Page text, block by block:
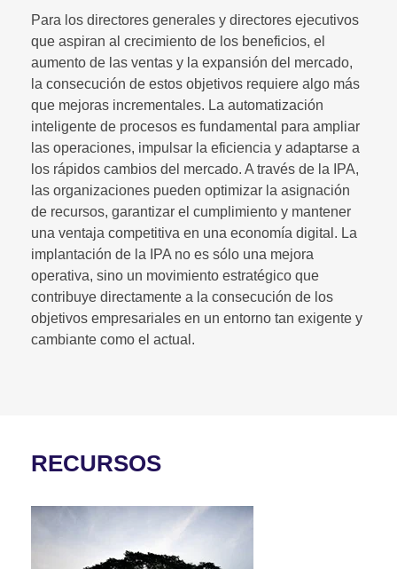
Para los directores generales y directores ejecutivos
que aspiran al crecimiento de los beneficios, el
aumento de las ventas y la expansión del mercado,
la consecución de estos objetivos requiere algo más
que mejoras incrementales. La automatización
inteligente de procesos es fundamental para ampliar
las operaciones, impulsar la eficiencia y adaptarse a
los rápidos cambios del mercado. A través de la IPA,
las organizaciones pueden optimizar la asignación
de recursos, garantizar el cumplimiento y mantener
una ventaja competitiva en una economía digital. La
implantación de la IPA no es sólo una mejora
operativa, sino un movimiento estratégico que
contribuye directamente a la consecución de los
objetivos empresariales en un entorno tan exigente y
cambiante como el actual.
RECURSOS